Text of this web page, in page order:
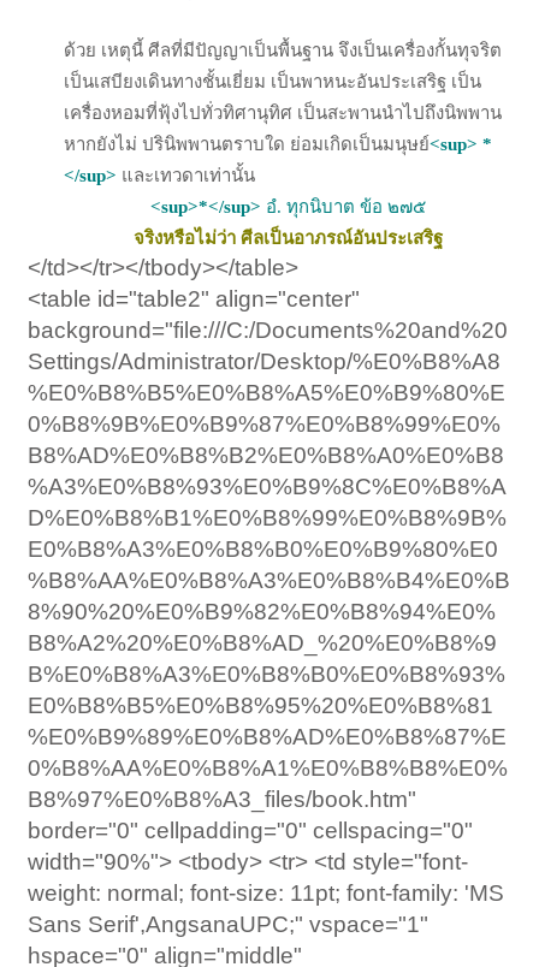
ด้วย เหตุนี้ ศีลที่มีปัญญาเป็นพื้นฐาน จึงเป็นเครื่องกั้นทุจริต
เป็นเสบียงเดินทางชั้นเยี่ยม เป็นพาหนะอันประเสริฐ เป็น
เครื่องหอมที่ฟุ้งไปทั่วทิศานุทิศ เป็นสะพานนำไปถึงนิพพาน
หากยังไม่ ปรินิพพานตราบใด ย่อมเกิดเป็นมนุษย์<sup> *
</sup> และเทวดาเท่านั้น
<sup>*</sup> อํ. ทุกนิบาต ข้อ ๒๗๕
จริงหรือไม่ว่า ศีลเป็นอาภรณ์อันประเสริฐ
</td></tr></tbody></table>
<table id="table2" align="center"
background="file:///C:/Documents%20and%20
Settings/Administrator/Desktop/%E0%B8%A8
%E0%B8%B5%E0%B8%A5%E0%B9%80%E
0%B8%9B%E0%B9%87%E0%B8%99%E0%
B8%AD%E0%B8%B2%E0%B8%A0%E0%B8
%A3%E0%B8%93%E0%B9%8C%E0%B8%A
D%E0%B8%B1%E0%B8%99%E0%B8%9B%
E0%B8%A3%E0%B8%B0%E0%B9%80%E0
%B8%AA%E0%B8%A3%E0%B8%B4%E0%B
8%90%20%E0%B9%82%E0%B8%94%E0%
B8%A2%20%E0%B8%AD_%20%E0%B8%9
B%E0%B8%A3%E0%B8%B0%E0%B8%93%
E0%B8%B5%E0%B8%95%20%E0%B8%81
%E0%B9%89%E0%B8%AD%E0%B8%87%E
0%B8%AA%E0%B8%A1%E0%B8%B8%E0%
B8%97%E0%B8%A3_files/book.htm"
border="0" cellpadding="0" cellspacing="0"
width="90%"> <tbody> <tr> <td style="font-
weight: normal; font-size: 11pt; font-family: 'MS
Sans Serif',AngsanaUPC;" vspace="1"
hspace="0" align="middle"